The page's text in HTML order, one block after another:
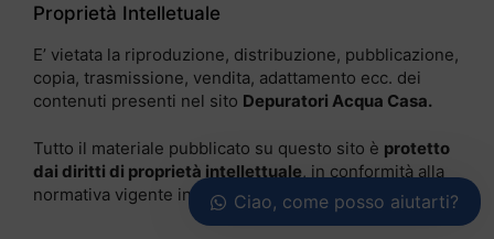
Proprietà Intelletuale
E’ vietata la riproduzione, distribuzione, pubblicazione,
copia, trasmissione, vendita, adattamento ecc. dei
contenuti presenti nel sito Depuratori Acqua Casa.
Tutto il materiale pubblicato su questo sito è protetto
dai diritti di proprietà intellettuale, in conformità alla
normativa vigente in materia.Ciao, come posso aiutarti?